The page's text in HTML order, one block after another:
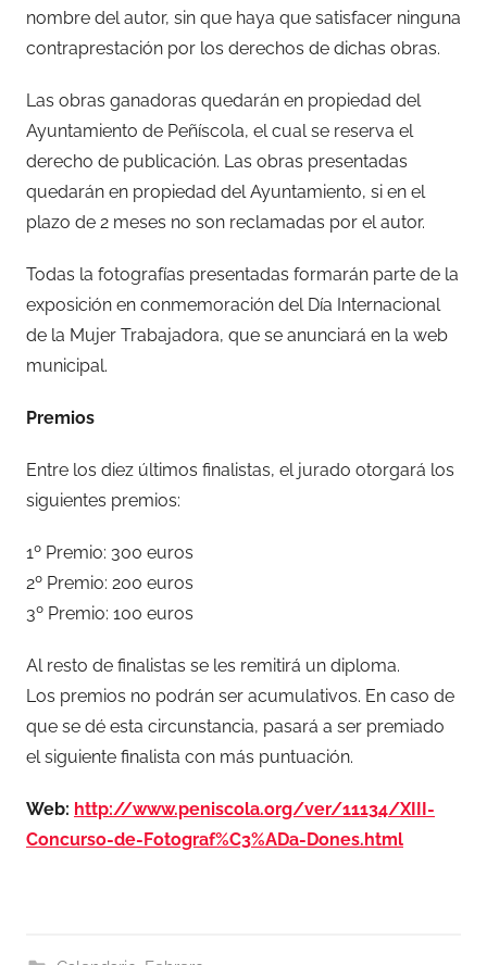
nombre del autor, sin que haya que satisfacer ninguna
contraprestación por los derechos de dichas obras.
Las obras ganadoras quedarán en propiedad del
Ayuntamiento de Peñíscola, el cual se reserva el
derecho de publicación. Las obras presentadas
quedarán en propiedad del Ayuntamiento, si en el
plazo de 2 meses no son reclamadas por el autor.
Todas la fotografías presentadas formarán parte de la
exposición en conmemoración del Día Internacional
de la Mujer Trabajadora, que se anunciará en la web
municipal.
Premios
Entre los diez últimos finalistas, el jurado otorgará los
siguientes premios:
1º Premio: 300 euros
2º Premio: 200 euros
3º Premio: 100 euros
Al resto de finalistas se les remitirá un diploma.
Los premios no podrán ser acumulativos. En caso de
que se dé esta circunstancia, pasará a ser premiado
el siguiente finalista con más puntuación.
Web: http://www.peniscola.org/ver/11134/XIII-
Concurso-de-Fotograf%C3%ADa-Dones.html